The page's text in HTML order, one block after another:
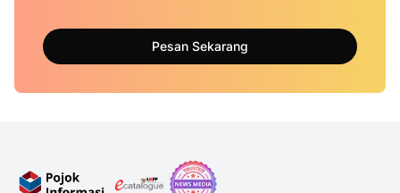
Pesan Sekarang